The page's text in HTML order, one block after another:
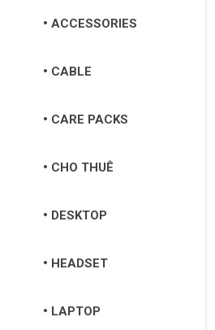
ACCESSORIES
CABLE
CARE PACKS
CHO THUÊ
DESKTOP
HEADSET
LAPTOP